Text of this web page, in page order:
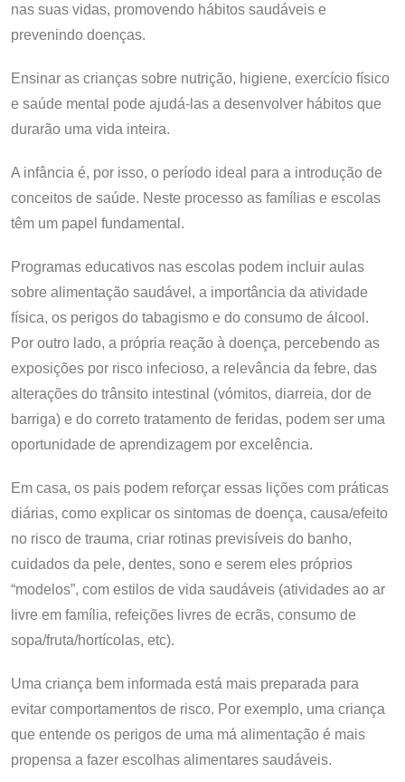
nas suas vidas, promovendo hábitos saudáveis e
prevenindo doenças.
Ensinar as crianças sobre nutrição, higiene, exercício físico
e saúde mental pode ajudá-las a desenvolver hábitos que
durarão uma vida inteira.
A infância é, por isso, o período ideal para a introdução de
conceitos de saúde. Neste processo as famílias e escolas
têm um papel fundamental.
Programas educativos nas escolas podem incluir aulas
sobre alimentação saudável, a importância da atividade
física, os perigos do tabagismo e do consumo de álcool.
Por outro lado, a própria reação à doença, percebendo as
exposições por risco infecioso, a relevância da febre, das
alterações do trânsito intestinal (vómitos, diarreia, dor de
barriga) e do correto tratamento de feridas, podem ser uma
oportunidade de aprendizagem por excelência.
Em casa, os pais podem reforçar essas lições com práticas
diárias, como explicar os sintomas de doença, causa/efeito
no risco de trauma, criar rotinas previsíveis do banho,
cuidados da pele, dentes, sono e serem eles próprios
“modelos”, com estilos de vida saudáveis (atividades ao ar
livre em família, refeições livres de ecrãs, consumo de
sopa/fruta/hortícolas, etc).
Uma criança bem informada está mais preparada para
evitar comportamentos de risco. Por exemplo, uma criança
que entende os perigos de uma má alimentação é mais
propensa a fazer escolhas alimentares saudáveis.